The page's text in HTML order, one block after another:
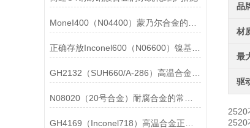
正确存放Inconel600（N06600）镍基合金的重要性介绍
品
材
最
驱
2520